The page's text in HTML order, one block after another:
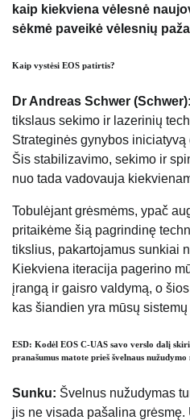
kaip kiekviena vėlesnė
sėkmė paveikė vėlesnių
Kaip vystėsi EOS patirtis?
Dr Andreas Schwer (Schwer):
tikslaus sekimo ir lazerinių
Strateginės gynybos
Šis stabilizavimo, sekimo ir
nuo tada vadovauja
Tobulėjant grėsmėms, ypač
pritaikėme šią pagrindinę
tikslius, pakartojamus sunkiai
Kiekviena iteracija pagerino
įrangą ir gaisro valdymą, o
kas šiandien yra mūsų
ESD: Kodėl EOS C-UAS savo verslo dalį
pranašumus matote prieš švelnaus nužudymo
Sunku: Švelnus nužudymas
jis ne visada pašalina grėsmę.